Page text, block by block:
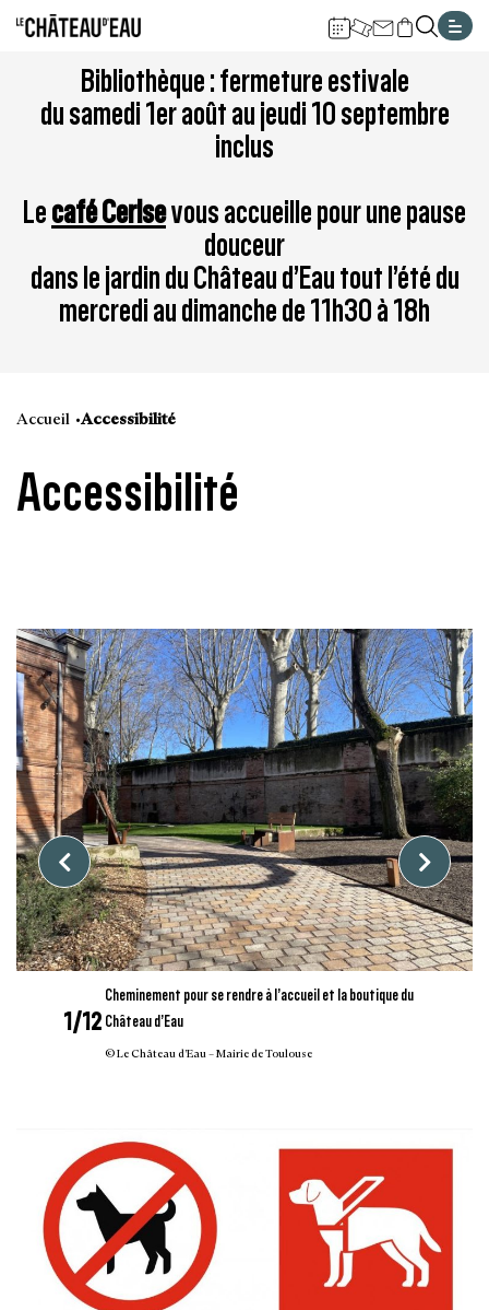
Aller
contenu
Aller
à
la
navigation
à
la
recherche
Aller
au
pied
plan
Bibliothèque : fermeture estivale
du samedi 1er août au jeudi 10 septembre
inclus
Lecafé Cerisevous accueille pour une pause
douceur
dans le jardin du Château d’Eau tout l’été du
mercredi au dimanche de 11h30 à 18h
Accueil Accessibilité
Accessibilité
1/12
Cheminement pour se rendre à l’accueil et la boutique du
Château d’Eau
© Le Château d’Eau – Mairie de Toulouse